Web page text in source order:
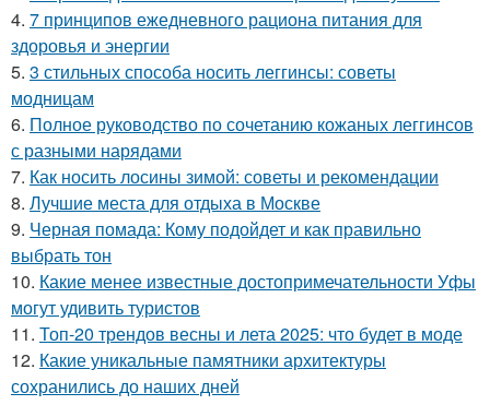
4. 7 принципов ежедневного рациона питания для
здоровья и энергии
5. 3 стильных способа носить леггинсы: советы
модницам
6. Полное руководство по сочетанию кожаных леггинсов
с разными нарядами
7. Как носить лосины зимой: советы и рекомендации
8. Лучшие места для отдыха в Москве
9. Черная помада: Кому подойдет и как правильно
выбрать тон
10. Какие менее известные достопримечательности Уфы
могут удивить туристов
11. Топ-20 трендов весны и лета 2025: что будет в моде
12. Какие уникальные памятники архитектуры
сохранились до наших дней